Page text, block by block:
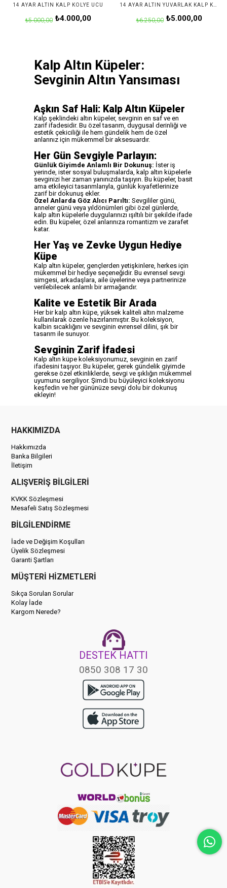
14 AYAR ALTIN KALP KOLYE UCU
₺4.000,00
₺5.000,00 ₺5.000,00
₺6.250,00
Kalp Altın Küpeler:
Sevginin Altın Yansıması
Aşkın Saf Hali: Kalp Altın Küpeler
Kalp şeklindeki altın küpeler, sevginin en saf ve en
zarif ifadesidir. Bu özel tasarım, duygusal derinliği ve
estetik çekiciliği ile hem gündelik hem de özel
anlarınız için mükemmel bir aksesuardır.
Her Gün Sevgiyle Parlayın:
Günlük Giyimde Anlamlı Bir Dokunuş: İster iş
yerinde, ister sosyal buluşmalarda, kalp altın küpelerle
sevginizi her zaman yanınızda taşıyın. Bu küpeler, basit
ama etkileyici tasarımlarıyla, günlük kıyafetlerinize
zarif bir dokunuş ekler.
Özel Anlarda Göz Alıcı Parıltı: Sevgililer günü,
anneler günü veya yıldönümleri gibi özel günlerde,
kalp altın küpelerle duygularınızı ışıltılı bir şekilde ifade
edin. Bu küpeler, özel anlarınıza romantizm ve zarafet
katar.
Her Yaş ve Zevke Uygun Hediye
Küpe
Kalp altın küpeler, gençlerden yetişkinlere, herkes için
mükemmel bir hediye seçeneğidir. Bu evrensel sevgi
simgesi, arkadaşlara, aile üyelerine veya partnerinize
verilebilecek anlamlı bir armağandır.
Kalite ve Estetik Bir Arada
Her bir kalp altın küpe, yüksek kaliteli altın malzeme
kullanılarak özenle hazırlanmıştır. Bu koleksiyon,
kalbin sıcaklığını ve sevginin evrensel dilini, şık bir
tasarım ile sunuyor.
Sevginin Zarif İfadesi
Kalp altın küpe koleksiyonumuz, sevginin en zarif
ifadesini taşıyor. Bu küpeler, gerek gündelik giyimde
gerekse özel etkinliklerde, sevgi ve şıklığın mükemmel
uyumunu sergiliyor. Şimdi bu büyüleyici koleksiyonu
keşfedin ve her gününüze sevgi dolu bir dokunuş
ekleyin!
HAKKIMIZDA
Hakkımızda
Banka Bilgileri
İletişim
ALIŞVERİŞ BİLGİLERİ
KVKK Sözleşmesi
Mesafeli Satış Sözleşmesi
BİLGİLENDİRME
İade ve Değişim Koşulları
Üyelik Sözleşmesi
Garanti Şartları
MÜŞTERİ HİZMETLERİ
Sıkça Sorulan Sorular
Kolay İade
Kargom Nerede?
DESTEK HATTI
0850 308 17 30